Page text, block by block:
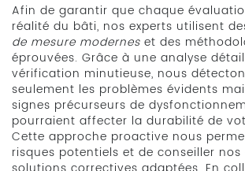
Afin de garantir que chaque
réalité du bâti, nos experts utilisent
de mesure modernes et des
éprouvées. Grâce à une analyse
vérification minutieuse, nous
seulement les problèmes évidents
signes précurseurs de
pourraient affecter la durabilité de
Cette approche proactive nous
risques potentiels et de conseiller